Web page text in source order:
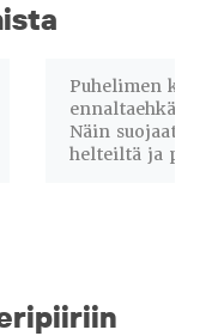
Puhelimen
Näin suojaat
helteiltä ja